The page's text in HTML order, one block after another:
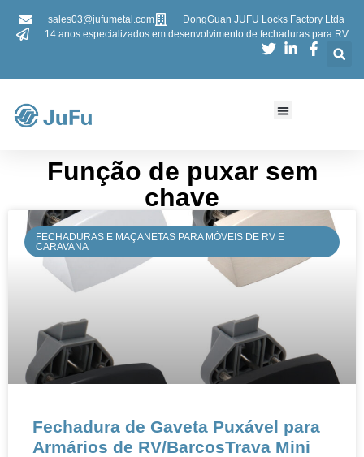
sales03@jufumetal.com
DongGuan JUFU Locks Factory Ltda
14 anos especializados em desenvolvimento de fechaduras para RV
Função de puxar sem
chave
FECHADURAS E MAÇANETAS PARA MÓVEIS DE RV E
CARAVANA
Fechadura de Gaveta Puxável para
Armários de RV/BarcosTrava Mini